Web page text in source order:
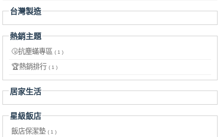
台灣製造
熱銷主題
🤧抗塵蟎專區 ( 1 )
🏆熱銷排行 ( 1 )
居家生活
星級飯店
飯店保潔墊 ( 1 )